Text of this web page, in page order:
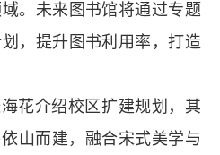
。未来图书馆将通过专题
，提升图书利用率，打造
花介绍校区扩建规划，其
山而建，融合宋式美学与